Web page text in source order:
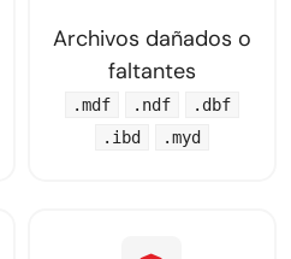
Archivos dañados o
faltantes
.mdf .ndf
.dbf
.ibd
.myd